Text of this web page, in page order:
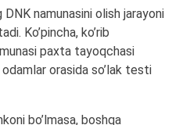
namunasini olish jarayoni
Ko’pincha, ko’rib
paxta tayoqchasi
orasida so’lak testi
bo’lmasa, boshqa